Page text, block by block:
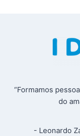
“Formamos
do
- Leonardo